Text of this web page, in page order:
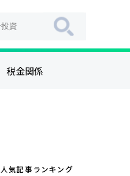
税金関係
人気記事ランキング